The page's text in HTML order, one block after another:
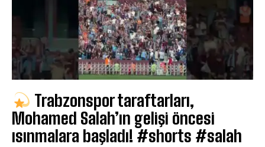
Trabzonspor taraftarları,
Mohamed Salah’ın gelişi öncesi
ısınmalara başladı! #shorts #salah